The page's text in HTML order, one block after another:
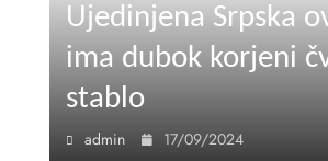
Ujedinjena Srpska
ima dubok korjeni
stablo
admin 17/09/2024